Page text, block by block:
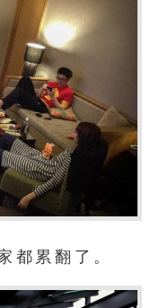
都累翻了。